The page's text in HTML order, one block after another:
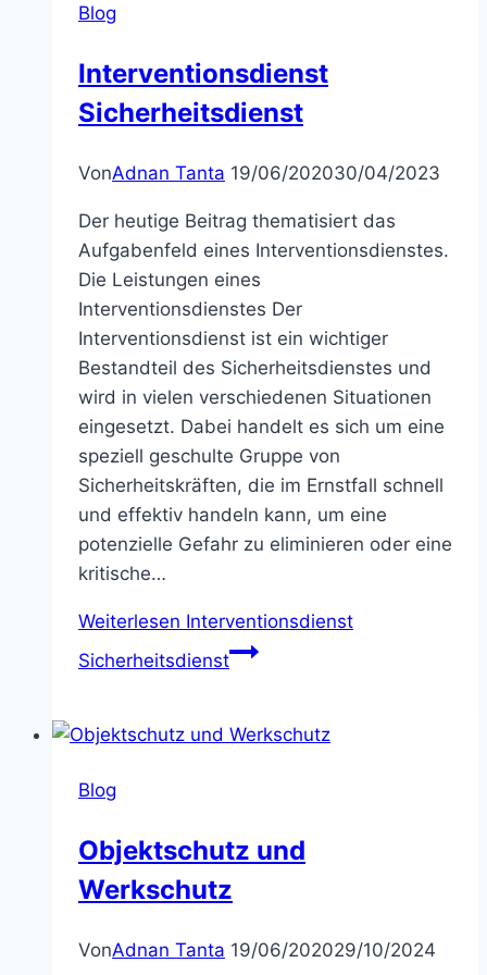
Blog
Interventionsdienst
Sicherheitsdienst
VonAdnan Tanta 19/06/202030/04/2023
Der heutige Beitrag thematisiert das
Aufgabenfeld eines Interventionsdienstes.
Die Leistungen eines
Interventionsdienstes Der
Interventionsdienst ist ein wichtiger
Bestandteil des Sicherheitsdienstes und
wird in vielen verschiedenen Situationen
eingesetzt. Dabei handelt es sich um eine
speziell geschulte Gruppe von
Sicherheitskräften, die im Ernstfall schnell
und effektiv handeln kann, um eine
potenzielle Gefahr zu eliminieren oder eine
kritische…
Weiterlesen Interventionsdienst
Sicherheitsdienst
Blog
Objektschutz und
Werkschutz
VonAdnan Tanta 19/06/202029/10/2024